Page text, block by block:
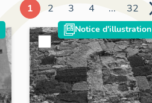
1 2 3 4 ... 32
Notice d'illustration